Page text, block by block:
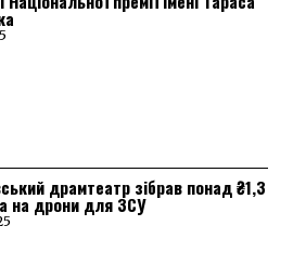
драмтеатр зібрав понад ₴1,3
на дрони для ЗСУ